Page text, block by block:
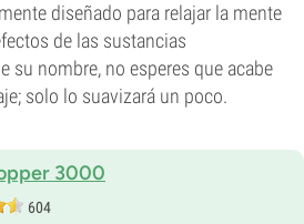
diseñado para relajar la mente
de las sustancias
su nombre, no esperes que acabe
solo lo suavizará un poco.
3000
604